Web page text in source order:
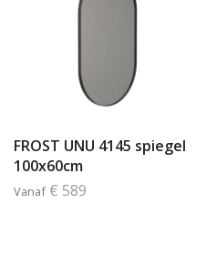
FROST UNU 4145 spiegel
100x60cm
Vanaf € 589